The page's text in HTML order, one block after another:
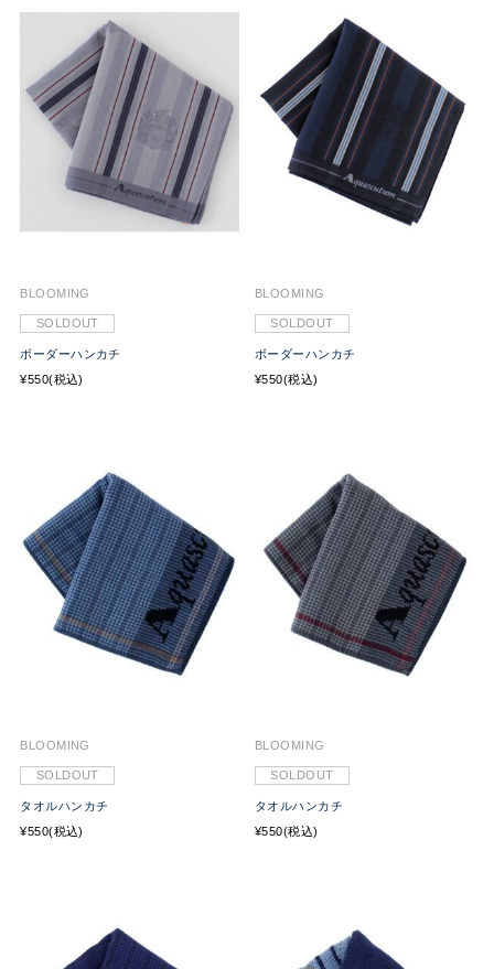
BLOOMING
SOLDOUT
ボーダーハンカチ
¥550(税込)
BLOOMING
SOLDOUT
ボーダーハンカチ
¥550(税込)
BLOOMING
SOLDOUT
タオルハンカチ
¥550(税込)
BLOOMING
SOLDOUT
タオルハンカチ
¥550(税込)